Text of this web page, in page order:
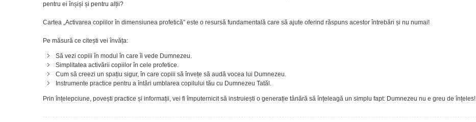
pentru ei înșiși și pentru alții?
Cartea „Activarea copiilor în dimensiunea profetică” este o resursă fundamentală care să ajute oferind răspuns acestor întrebări și nu numai!
Pe măsură ce citești vei învăța:
Să vezi copiii în modul în care îi vede Dumnezeu.
Simplitatea activării copiilor în cele profetice.
Cum să creezi un spațiu sigur, în care copiii să învețe să audă vocea lui Dumnezeu.
Instrumente practice pentru a întări umblarea copilului tău cu Dumnezeu Tatăl.
Prin înțelepciune, povești practice și informații, vei fi împuternicit să instruiești o generație tânără să înțeleagă un simplu fapt: Dumnezeu nu e greu de înțeles!